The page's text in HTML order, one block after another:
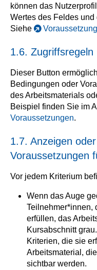
können das
Wertes des Feldes
Siehe
1.6. Zugriffsregeln
Dieser Button
Bedingungen oder
des Arbeitsmaterials
Beispiel finden Sie im
Voraussetzungen.
1.7. Anzeigen
Voraussetzungen
Vor jedem Kriterium
Wenn das Auge
Teilnehmer*innen,
erfüllen, das
Kursabschnitt
Kriterien, die sie
Arbeitsmaterial,
sichtbar werden.